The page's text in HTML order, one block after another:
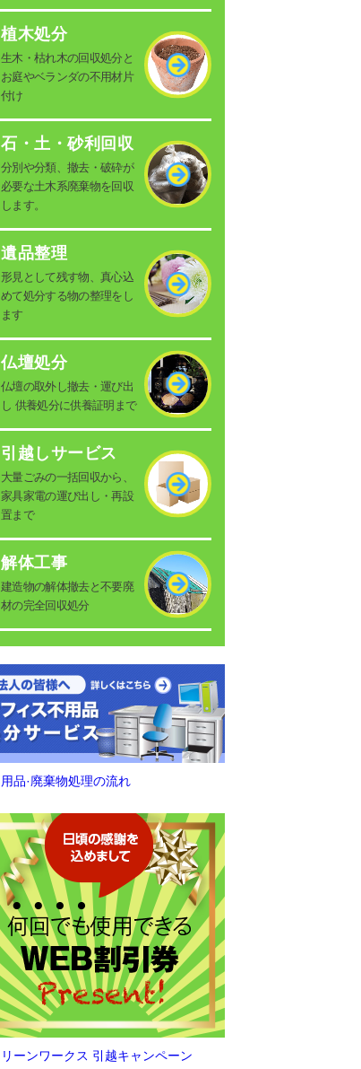
植木処分
生木・枯れ木の回収処分と
お庭やベランダの不用材片
付け
石・土・砂利回収
分別や分類、撤去・破砕が
必要な土木系廃棄物を回収
します。
遺品整理
形見として残す物、真心込
めて処分する物の整理をし
ます
仏壇処分
仏壇の取外し撤去・運び出
し 供養処分に供養証明まで
引越しサービス
大量ごみの一括回収から、
家具家電の運び出し・再設
置まで
解体工事
建造物の解体撤去と不要廃
材の完全回収処分